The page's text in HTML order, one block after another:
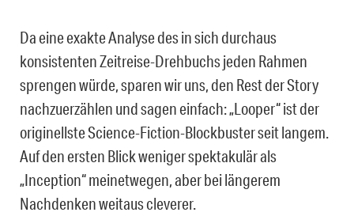
Da eine exakte Analyse des in sich durchaus
konsistenten Zeitreise-Drehbuchs jeden Rahmen
sprengen würde, sparen wir uns, den Rest der Story
nachzuerzählen und sagen einfach: „Looper“ ist der
originellste Science-Fiction-Blockbuster seit langem.
Auf den ersten Blick weniger spektakulär als
„Inception“ meinetwegen, aber bei längerem
Nachdenken weitaus cleverer.